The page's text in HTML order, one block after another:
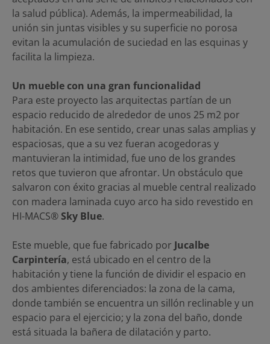
la salud pública). Además, la impermeabilidad, la
unión sin juntas visibles y su superficie no porosa
evitan la acumulación de suciedad en las esquinas y
facilita la limpieza.
Un mueble con una gran funcionalidad
Para este proyecto las arquitectas partían de un
espacio reducido de alrededor de unos 25 m2 por
habitación. En ese sentido, crear unas salas amplias y
espaciosas, que a su vez fueran acogedoras y
mantuvieran la intimidad, fue uno de los grandes
retos que tuvieron que afrontar. Un obstáculo que
salvaron con éxito gracias al mueble central realizado
con madera laminada cuyo arco ha sido revestido en
HI-MACS® Sky Blue.
Este mueble, que fue fabricado por Jucalbe
Carpintería, está ubicado en el centro de la
habitación y tiene la función de dividir el espacio en
dos ambientes diferenciados: la zona de la cama,
donde también se encuentra un sillón reclinable y un
espacio para el ejercicio; y la zona del baño, donde
está situada la bañera de dilatación y parto.